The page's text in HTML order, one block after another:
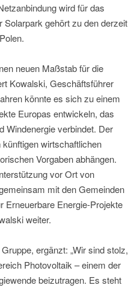
wird für das
gehört zu den derzeit
neuen Maßstab für die
Kowalski, Geschäftsführer
könnte es sich zu einem
Europas entwickeln, das
Windenergie verbindet. Der
wirtschaftlichen
Vorgaben abhängen.
vor Ort von
mit den Gemeinden
Erneuerbare Energie-Projekte
weiter.
ergänzt: „Wir sind stolz,
Photovoltaik – einem der
beizutragen. Es steht